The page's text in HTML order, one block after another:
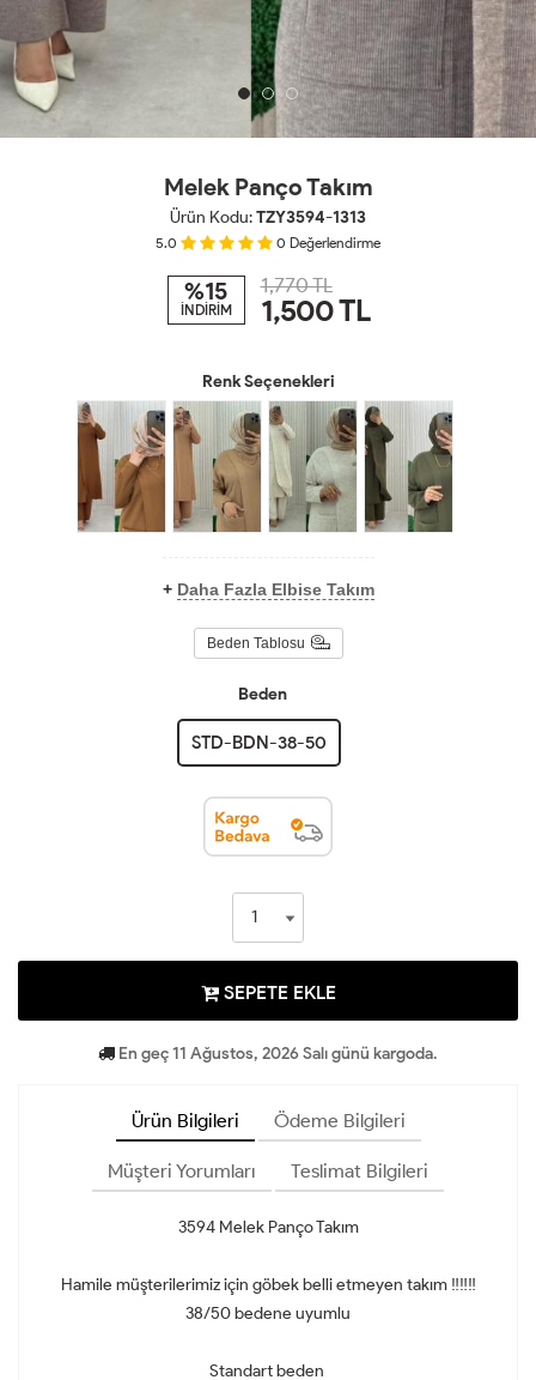
Melek Panço Takım
Ürün Kodu:TZY3594-1313
5.0 0 Değerlendirme
%15
İNDİRİM
1,770 TL
1,500TL
Renk Seçenekleri
+ Daha Fazla Elbise Takım
Beden Tablosu
Beden
STD-BDN-38-50
SEPETE EKLE
En geç 11 Ağustos, 2026 Salı günü kargoda.
Ürün Bilgileri Ödeme Bilgileri
Müşteri Yorumları Teslimat Bilgileri
3594 Melek Panço Takım
Hamile müşterilerimiz için göbek belli etmeyen takım ‼️‼️‼️
38/50 bedene uyumlu
Standart beden